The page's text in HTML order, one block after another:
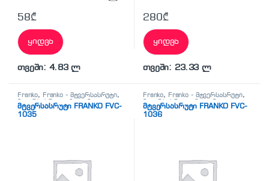
58₾
ყიდვა
თვეში: 4.83 ლ
280₾
ყიდვა
თვეში: 23.33 ლ
Franko, Franko - მტვერსასრუტი,
მტვერსასრუტი
ჰიგიენა-
სისუფთავე
მტვერსასრუტი FRANKO FVC-
1035
Franko, Franko - მტვერსასრუტი,
მტვერსასრუტი
ჰიგიენა-
სისუფთავე
მტვერსასრუტი FRANKO FVC-
1036